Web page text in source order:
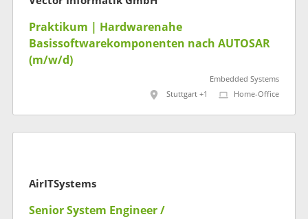
Praktikum | Hardwarenahe
Basissoftwarekomponenten nach AUTOSAR
(m/w/d)
Embedded Systems
Stuttgart +1
Home-Office
AirITSystems
Senior System Engineer /